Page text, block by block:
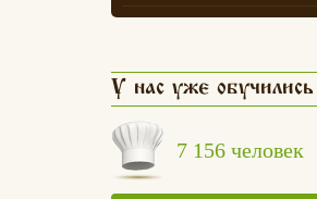
У нас уже обучились
7 156 человек